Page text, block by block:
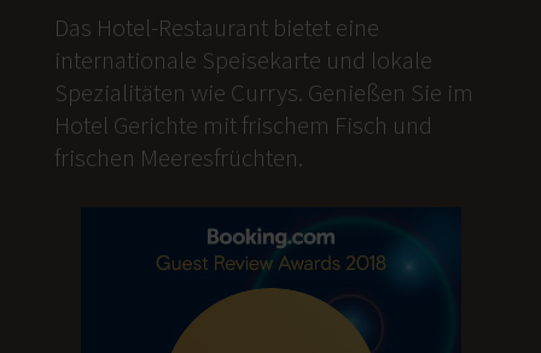
Das Hotel-Restaurant bietet eine
internationale Speisekarte und lokale
Spezialitäten wie Currys. Genießen Sie im
Hotel Gerichte mit frischem Fisch und
frischen Meeresfrüchten.